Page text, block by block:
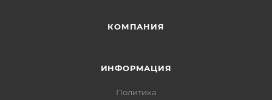
КОМПАНИЯ
ИНФОРМАЦИЯ
Политика